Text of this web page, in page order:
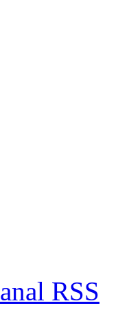
RSS